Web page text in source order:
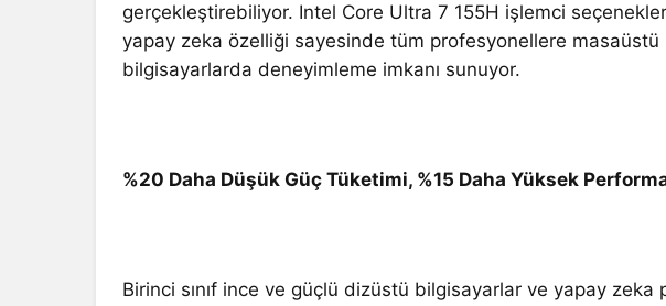
gerçekleştirebiliyor. Intel Core Ultra 7 155H işlemci
yapay zeka özelliği sayesinde tüm profesyonellere masaüstü
bilgisayarlarda deneyimleme imkanı sunuyor.
%20 Daha Düşük Güç Tüketimi, %15 Daha Yüksek
Birinci sınıf ince ve güçlü dizüstü bilgisayarlar ve yapay zeka